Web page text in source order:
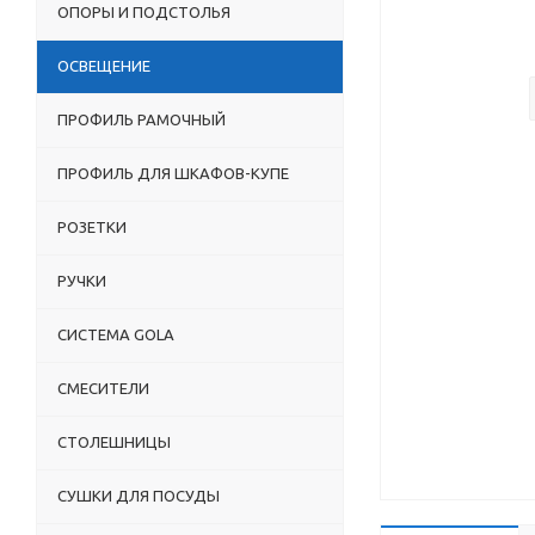
ОПОРЫ И ПОДСТОЛЬЯ
ОСВЕЩЕНИЕ
ПРОФИЛЬ РАМОЧНЫЙ
ПРОФИЛЬ ДЛЯ ШКАФОВ-КУПЕ
РОЗЕТКИ
РУЧКИ
СИСТЕМА GOLA
СМЕСИТЕЛИ
СТОЛЕШНИЦЫ
СУШКИ ДЛЯ ПОСУДЫ